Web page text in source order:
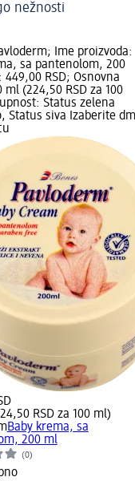
nežnosti
Ime proizvoda:
sa pantenolom, 200
449,00 RSD; Osnovna
ml (224,50 RSD za 100
Status zelena
Status siva Izaberite dm
RSD za 100 ml)
Baby krema, sa
200 ml
(0)